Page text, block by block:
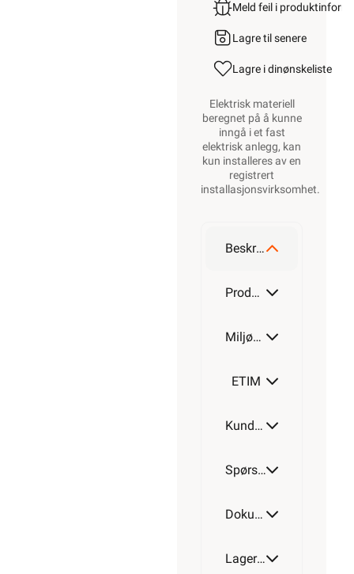
Meld feil i
Lagre til senere
Lagre i dinønskeliste
Elektrisk materiell
beregnet på å kunne
inngå i et fast
elektrisk anlegg, kan
kun installeres av en
registrert
installasjonsvirksomhet.
Beskrivelse
Produktdetaljer
Miljøparametere
ETIM
Kundeomtale
Spørsmål og svar
Dokumentasjon
Lagerstatus